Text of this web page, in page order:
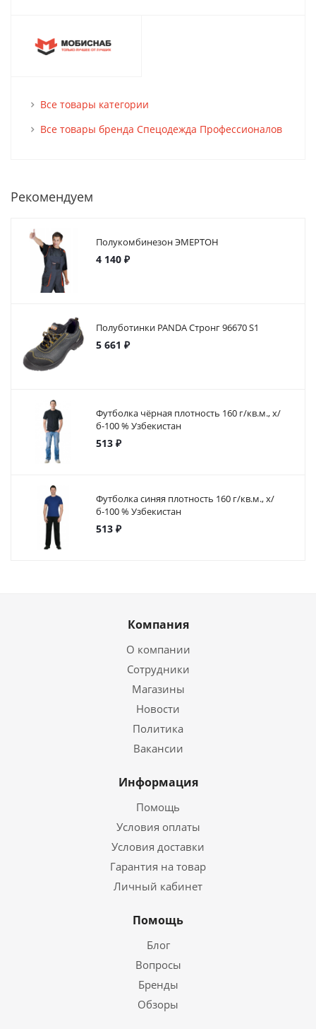
Все товары категории
Все товары бренда Спецодежда Профессионалов
Рекомендуем
Полукомбинезон ЭМЕРТОН
4 140 ₽
Полуботинки PANDA Стронг 96670 S1
5 661 ₽
Футболка чёрная плотность 160 г/кв.м., х/
б-100 % Узбекистан
513 ₽
Футболка синяя плотность 160 г/кв.м., х/
б-100 % Узбекистан
513 ₽
Компания
О компании
Сотрудники
Магазины
Новости
Политика
Вакансии
Информация
Помощь
Условия оплаты
Условия доставки
Гарантия на товар
Личный кабинет
Помощь
Блог
Вопросы
Бренды
Обзоры